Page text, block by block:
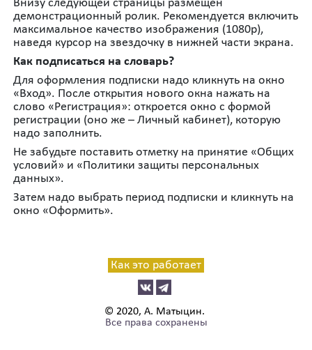
Внизу следующей страницы размещён
демонстрационный ролик. Рекомендуется включить
максимальное качество изображения (1080p),
наведя курсор на звездочку в нижней части экрана.
Как подписаться на словарь?
Для оформления подписки надо кликнуть на окно
«Вход». После открытия нового окна нажать на
слово «Регистрация»: откроется окно с формой
регистрации (оно же – Личный кабинет), которую
надо заполнить.
Не забудьте поставить отметку на принятие «Общих
условий» и «Политики защиты персональных
данных».
Затем надо выбрать период подписки и кликнуть на
окно «Оформить».
Как это работает
© 2020, А. Матыцин.
Все права сохранены